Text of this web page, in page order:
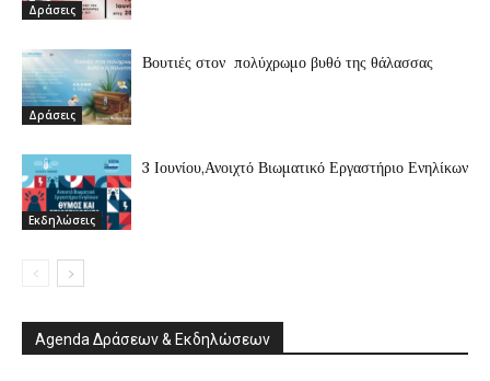
Δράσεις
Δράσεις
Βουτιές στον πολύχρωμο βυθό της θάλασσας
Εκδηλώσεις
3 Ιουνίου,Ανοιχτό Βιωματικό Εργαστήριο Ενηλίκων
Agenda Δράσεων & Εκδηλώσεων